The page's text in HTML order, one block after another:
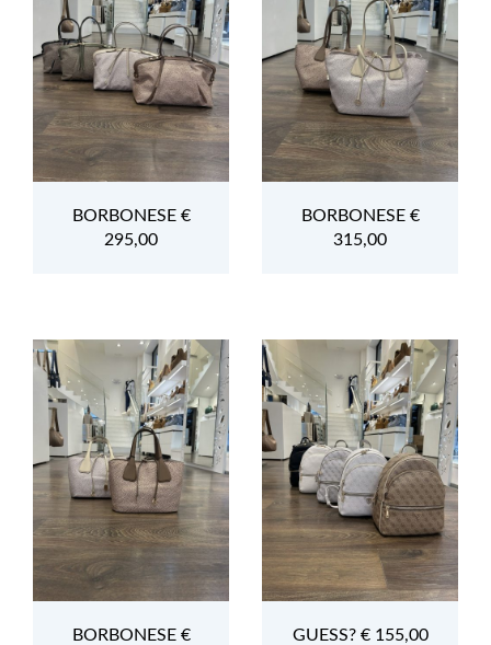
BORBONESE €
295,00
BORBONESE €
315,00
BORBONESE €
GUESS? € 155,00